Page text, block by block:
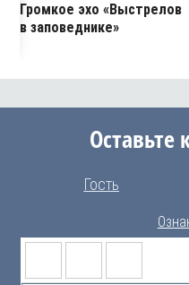
Громкое эхо «Выстрелов
в заповеднике»
Гость